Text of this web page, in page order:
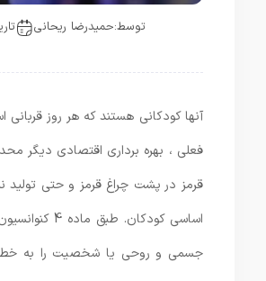
توسط:حمیدرضا ریحانی
آنها کودکانی هستند که هر روز
فعلی ، بهره برداری اقتصادی دیگر
قرمز در پشت چراغ قرمز و حتی
اساسی
جسمی و روحی یا شخصیت را به خطر